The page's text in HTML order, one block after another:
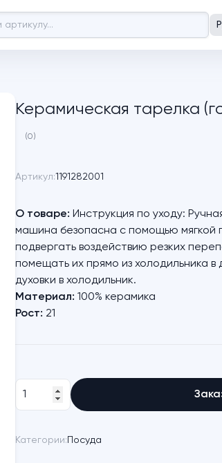
Керамическая тарелка
(0)
Артикул:1191282001
О товаре: Инструкция по уходу:
машина безопасна с помощью мягкой
подвергать воздействию резких
помещать их прямо из холодильника в
духовки в холодильник.
Материал: 100% керамика
Рост: 21
Категории: Посуда